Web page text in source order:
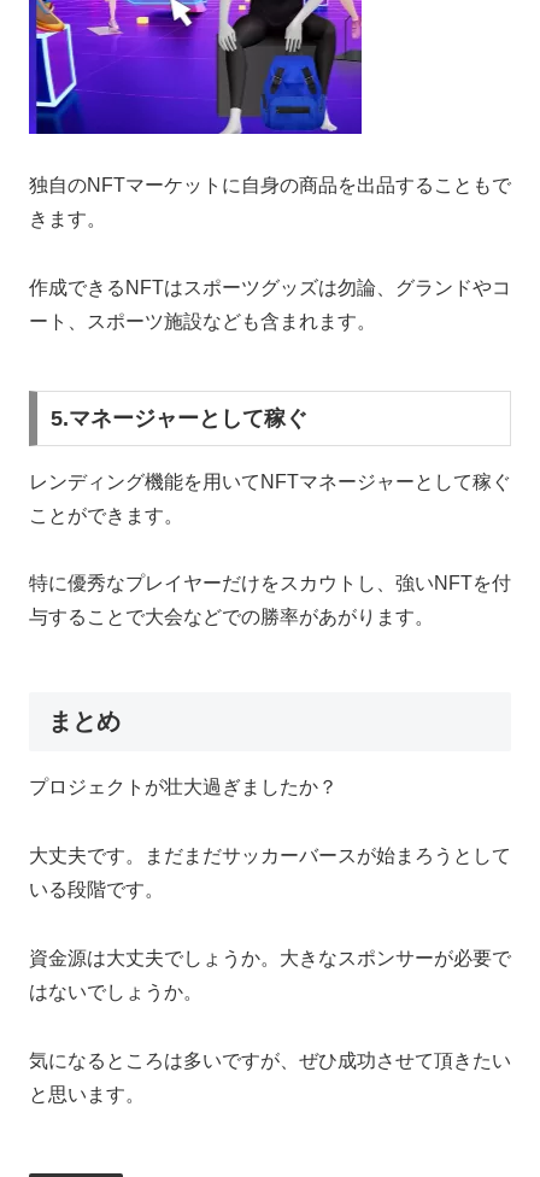
独自のNFTマーケットに自身の商品を出品することもで
きます。
作成できるNFTはスポーツグッズは勿論、グランドやコ
ート、スポーツ施設なども含まれます。
5.マネージャーとして稼ぐ
レンディング機能を用いてNFTマネージャーとして稼ぐ
ことができます。
特に優秀なプレイヤーだけをスカウトし、強いNFTを付
与することで大会などでの勝率があがります。
まとめ
プロジェクトが壮大過ぎましたか？
大丈夫です。まだまだサッカーバースが始まろうとして
いる段階です。
資金源は大丈夫でしょうか。大きなスポンサーが必要で
はないでしょうか。
気になるところは多いですが、ぜひ成功させて頂きたい
と思います。